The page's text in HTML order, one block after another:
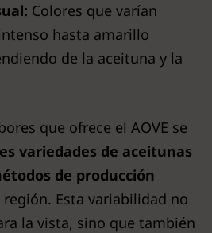
Colores que varían
hasta amarillo
de la aceituna y la
que ofrece el AOVE se
variedades de aceitunas
de producción
Esta variabilidad no
la vista, sino que también